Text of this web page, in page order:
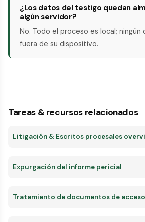
¿Los datos del testigo quedan
algún servidor?
No. Todo el proceso es local;
fuera de su dispositivo.
Tareas & recursos relacionados
Litigación & Escritos procesales
Expurgación del informe pericial
Tratamiento de documentos de